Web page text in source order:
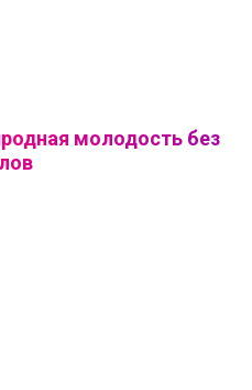
молодость без